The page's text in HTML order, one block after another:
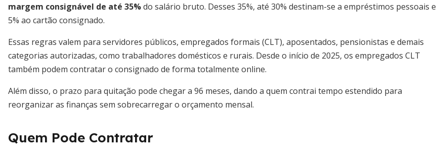
margem consignável de até 35%do salário bruto. Desses 35%, até 30% destinam-se a empréstimos pessoais e
5% ao cartão consignado.
Essas regras valem para servidores públicos, empregados formais (CLT), aposentados, pensionistas e demais
categorias autorizadas, como trabalhadores domésticos e rurais. Desde o início de 2025, os empregados CLT
também podem contratar o consignado de forma totalmente online.
Além disso, o prazo para quitação pode chegar a 96 meses, dando a quem contrai tempo estendido para
reorganizar as finanças sem sobrecarregar o orçamento mensal.
Quem Pode Contratar